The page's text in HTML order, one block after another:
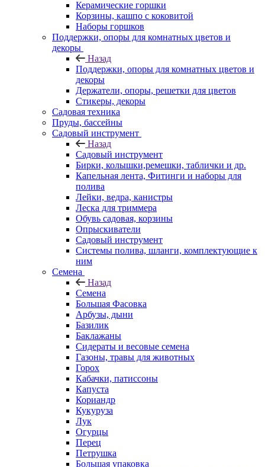
Керамические горшки
Корзины, кашпо с коковитой
Наборы горшков
Поддержки, опоры для комнатных цветов и
декоры
Назад
Поддержки, опоры для комнатных цветов и
декоры
Держатели, опоры, решетки для цветов
Стикеры, декоры
Садовая техника
Пруды, бассейны
Садовый инструмент
Назад
Садовый инструмент
Бирки, колышки,ремешки, таблички и др.
Капельная лента, Фитинги и наборы для
полива
Лейки, ведра, канистры
Леска для триммера
Обувь садовая, корзины
Опрыскиватели
Садовый инструмент
Системы полива, шланги, комплектующие к
ним
Семена
Назад
Семена
Большая Фасовка
Арбузы, дыни
Базилик
Баклажаны
Сидераты и весовые семена
Газоны, травы для животных
Горох
Кабачки, патиссоны
Капуста
Кориандр
Кукуруза
Лук
Огурцы
Перец
Петрушка
Большая упаковка